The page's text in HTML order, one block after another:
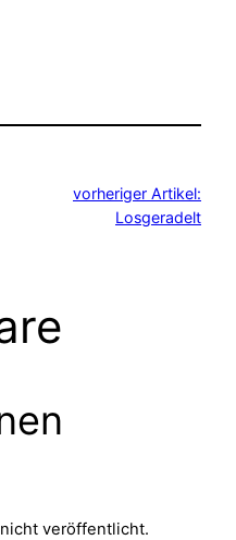
vorheriger Artikel:
Losgeradelt
veröffentlicht.